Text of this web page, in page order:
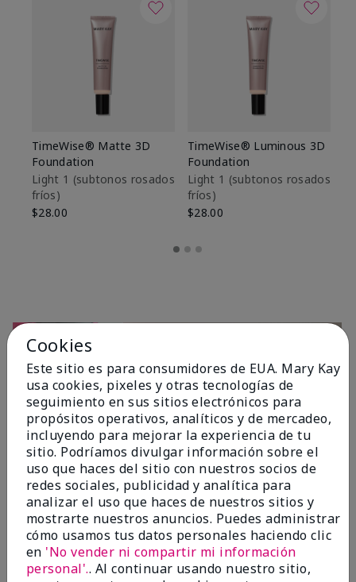
TimeWise® Matte 3D
Foundation
Light 1​ (subtonos rosados
fríos)
$28.00
TimeWise® Luminous 3D
Foundation
Light 1​ (subtonos rosados
fríos)
$28.00
OPINIONES
4.7
10 Reseñas
Cookies
Este sitio es para consumidores de EUA. Mary Kay
usa cookies, pixeles y otras tecnologías de
seguimiento en sus sitios electrónicos para
propósitos operativos, analíticos y de mercadeo,
incluyendo para mejorar la experiencia de tu
sitio. Podríamos divulgar información sobre el
uso que haces del sitio con nuestros socios de
redes sociales, publicidad y analítica para
analizar el uso que haces de nuestros sitios y
mostrarte nuestros anuncios. Puedes administrar
cómo usamos tus datos personales haciendo clic
en 'No vender ni compartir mi información
personal'.. Al continuar usando nuestro sitio,